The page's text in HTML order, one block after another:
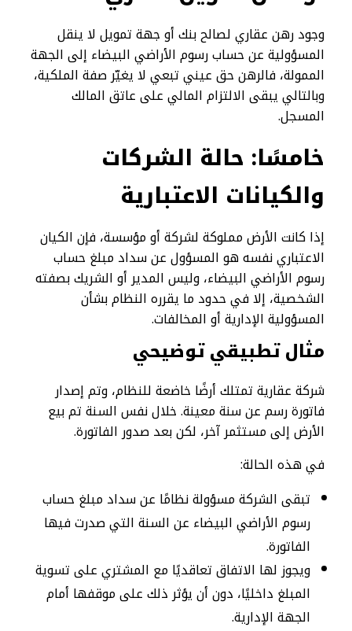
وجود رهن عقاري لصالح بنك أو جهة تمويل لا ينقل
المسؤولية عن حساب رسوم الأراضي البيضاء إلى الجهة
الممولة، فالرهن حق عيني تبعي لا يغيّر صفة الملكية،
وبالتالي يبقى الالتزام المالي على عاتق المالك
المسجل.
خامسًا: حالة الشركات
والكيانات الاعتبارية
إذا كانت الأرض مملوكة لشركة أو مؤسسة، فإن الكيان
الاعتباري نفسه هو المسؤول عن سداد مبلغ حساب
رسوم الأراضي البيضاء، وليس المدير أو الشريك بصفته
الشخصية، إلا في حدود ما يقرره النظام بشأن
المسؤولية الإدارية أو المخالفات.
مثال تطبيقي توضيحي
شركة عقارية تمتلك أرضًا خاضعة للنظام، وتم إصدار
فاتورة رسم عن سنة معينة. خلال نفس السنة تم بيع
الأرض إلى مستثمر آخر، لكن بعد صدور الفاتورة.
في هذه الحالة:
تبقى الشركة مسؤولة نظامًا عن سداد مبلغ حساب
رسوم الأراضي البيضاء عن السنة التي صدرت فيها
الفاتورة.
ويجوز لها الاتفاق تعاقديًا مع المشتري على تسوية
المبلغ داخليًا، دون أن يؤثر ذلك على موقفها أمام
الجهة الإدارية.